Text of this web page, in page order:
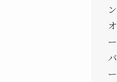
ン
オ
ー
バ
ー